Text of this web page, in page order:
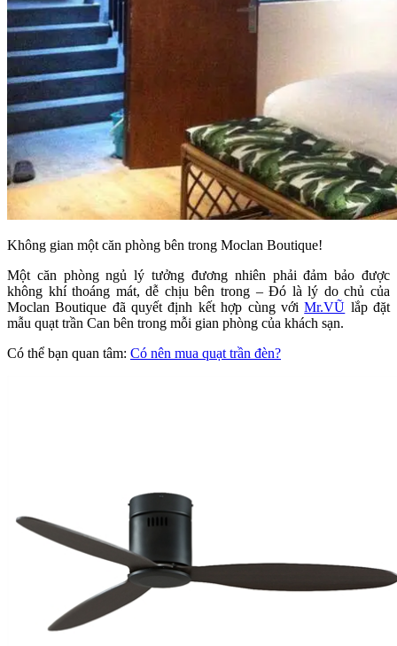
Không gian một căn phòng bên trong Moclan Boutique!
Một căn phòng ngủ lý tưởng đương nhiên phải đảm bảo được
không khí thoáng mát, dễ chịu bên trong – Đó là lý do chủ của
Moclan Boutique đã quyết định kết hợp cùng vớiMr.VŨ lắp đặt
mẫu quạt trần Can bên trong mỗi gian phòng của khách sạn.
Có thể bạn quan tâm: Có nên mua quạt trần đèn?